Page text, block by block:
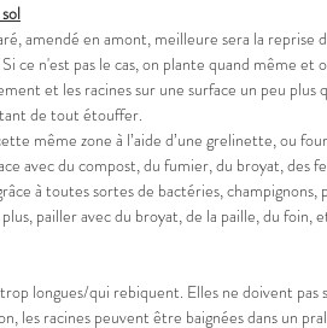
amendé en amont, meilleure sera la
ce n'est pas le cas, on plante quand même et
et les racines sur une surface un peu
de tout étouffer.
même zone à l’aide d’une grelinette, ou
avec du compost, du fumier, du broyat, des
à toutes sortes de bactéries,
pailler avec du broyat, de la paille, du
longues/qui rebiquent. Elles ne doivent
les racines peuvent être baignées dans un